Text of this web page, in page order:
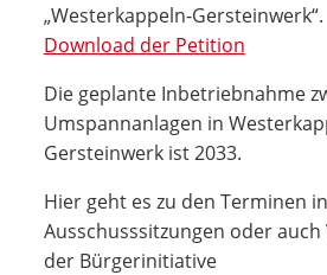
„Westerkappeln-Gersteinwerk“.
Download der Petition
Die geplante Inbetriebnahme
Umspannanlagen in
Gersteinwerk ist 2033.
Hier geht es zu den Terminen
Ausschusssitzungen oder
der Bürgerinitiative